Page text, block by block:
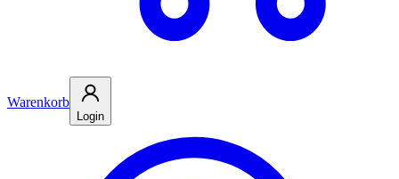
Warenkorb
Login